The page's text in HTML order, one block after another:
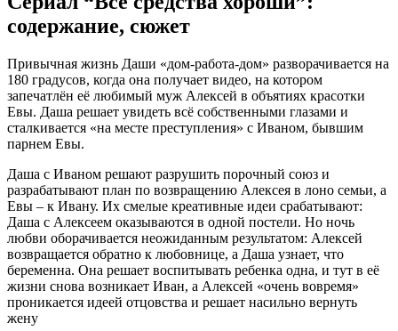
содержание, сюжет
Привычная жизнь Даши «дом-работа-дом» разворачивается на
180 градусов, когда она получает видео, на котором
запечатлён её любимый муж Алексей в объятиях красотки
Евы. Даша решает увидеть всё собственными глазами и
сталкивается «на месте преступления» с Иваном, бывшим
парнем Евы.
Даша с Иваном решают разрушить порочный союз и
разрабатывают план по возвращению Алексея в лоно семьи, а
Евы – к Ивану. Их смелые креативные идеи срабатывают:
Даша с Алексеем оказываются в одной постели. Но ночь
любви оборачивается неожиданным результатом: Алексей
возвращается обратно к любовнице, а Даша узнает, что
беременна. Она решает воспитывать ребенка одна, и тут в её
жизни снова возникает Иван, а Алексей «очень вовремя»
проникается идеей отцовства и решает насильно вернуть
жену